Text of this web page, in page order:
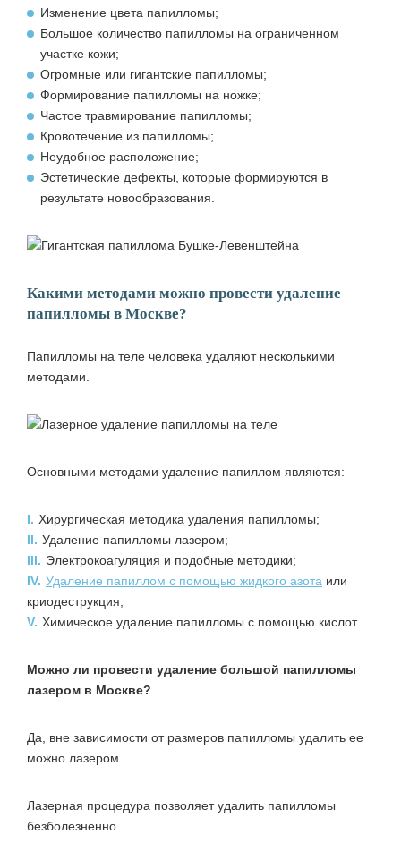
Изменение цвета папилломы;
Большое количество папилломы на ограниченном
участке кожи;
Огромные или гигантские папилломы;
Формирование папилломы на ножке;
Частое травмирование папилломы;
Кровотечение из папилломы;
Неудобное расположение;
Эстетические дефекты, которые формируются в
результате новообразования.
Какими методами можно провести удаление
папилломы в Москве?
Папилломы на теле человека удаляют несколькими
методами.
Основными методами удаление папиллом являются:
I. Хирургическая методика удаления папилломы;
II. Удаление папилломы лазером;
III. Электрокоагуляция и подобные методики;
IV. Удаление папиллом с помощью жидкого азота или
криодеструкция;
V. Химическое удаление папилломы с помощью кислот.
Можно ли провести удаление большой папилломы
лазером в Москве?
Да, вне зависимости от размеров папилломы удалить ее
можно лазером.
Лазерная процедура позволяет удалить папилломы
безболезненно.